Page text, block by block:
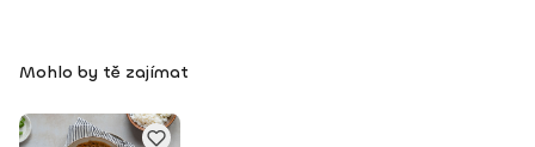
Mohlo by tě zajímat